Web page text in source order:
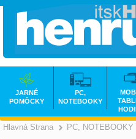
Hlavná Strana PC, NOTEBOOKY
JARNÉ
POMÔCKY
PC,
NOTEBOOKY